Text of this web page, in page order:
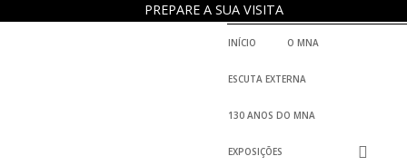
PREPARE A SUA VISITA
INÍCIO O MNA
HISTÓRIA
ESCUTA EXTERNA
130 ANOS DO MNA
EXPOSIÇÕES